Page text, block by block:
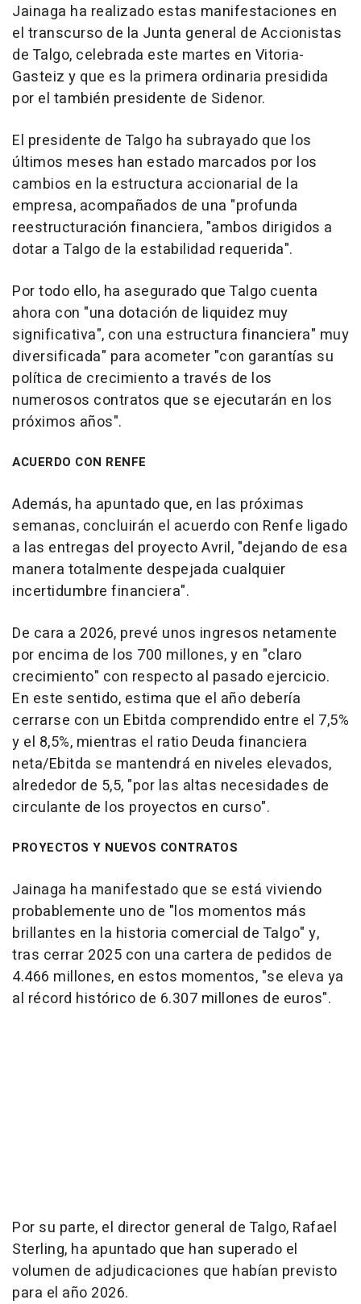
Jainaga ha realizado estas manifestaciones en
el transcurso de la Junta general de Accionistas
de Talgo, celebrada este martes en Vitoria-
Gasteiz y que es la primera ordinaria presidida
por el también presidente de Sidenor.
El presidente de Talgo ha subrayado que los
últimos meses han estado marcados por los
cambios en la estructura accionarial de la
empresa, acompañados de una "profunda
reestructuración financiera, "ambos dirigidos a
dotar a Talgo de la estabilidad requerida".
Por todo ello, ha asegurado que Talgo cuenta
ahora con "una dotación de liquidez muy
significativa", con una estructura financiera" muy
diversificada" para acometer "con garantías su
política de crecimiento a través de los
numerosos contratos que se ejecutarán en los
próximos años".
ACUERDO CON RENFE
Además, ha apuntado que, en las próximas
semanas, concluirán el acuerdo con Renfe ligado
a las entregas del proyecto Avril, "dejando de esa
manera totalmente despejada cualquier
incertidumbre financiera".
De cara a 2026, prevé unos ingresos netamente
por encima de los 700 millones, y en "claro
crecimiento" con respecto al pasado ejercicio.
En este sentido, estima que el año debería
cerrarse con un Ebitda comprendido entre el 7,5%
y el 8,5%, mientras el ratio Deuda financiera
neta/Ebitda se mantendrá en niveles elevados,
alrededor de 5,5, "por las altas necesidades de
circulante de los proyectos en curso".
PROYECTOS Y NUEVOS CONTRATOS
Jainaga ha manifestado que se está viviendo
probablemente uno de "los momentos más
brillantes en la historia comercial de Talgo" y,
tras cerrar 2025 con una cartera de pedidos de
4.466 millones, en estos momentos, "se eleva ya
al récord histórico de 6.307 millones de euros".
Por su parte, el director general de Talgo, Rafael
Sterling, ha apuntado que han superado el
volumen de adjudicaciones que habían previsto
para el año 2026.